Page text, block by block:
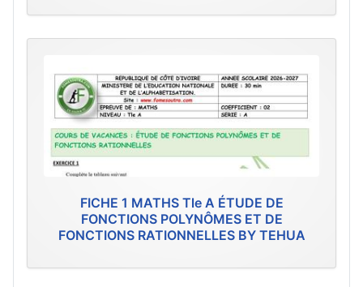
FICHE 1 MATHS Tle A ÉTUDE DE
FONCTIONS POLYNÔMES ET DE
FONCTIONS RATIONNELLES BY TEHUA